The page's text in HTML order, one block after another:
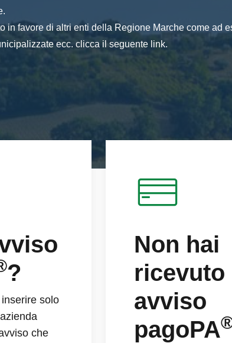
in favore di altri enti della Regione Marche come ad
ecc. clicca il seguente link.
?
solo
che
Non hai
ricevuto
avviso
pagoPA